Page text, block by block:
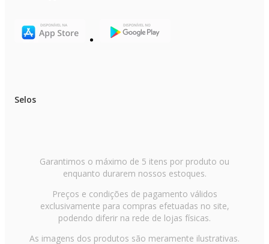
Selos
Garantimos o máximo de 5 itens por produto ou
enquanto durarem nossos estoques.
Preços e condições de pagamento válidos
exclusivamente para compras efetuadas no site,
podendo diferir na rede de lojas físicas.
As imagens dos produtos são meramente ilustrativas.